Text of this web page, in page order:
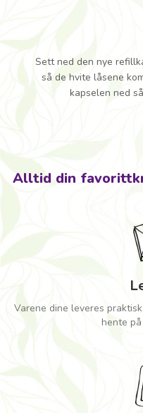
Sett ned den nye
så de hvite låsene
kapselen ned
Alltid din
Varene dine leveres
hente